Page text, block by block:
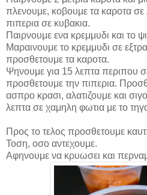
πλενουμε, κοβουμε τα καροτα σε
πιπερια σε κυβακια.
Παιρνουμε ενα κρεμμυδι και το
Μαραινουμε το κρεμμυδι σε
προσθετουμε τα καροτα.
Ψηνουμε για 15 λεπτα περιπου
προσθετουμε την πιπερια.
ασπρο κρασι, αλατιζουμε και
λεπτα σε χαμηλη φωτια με το
Προς το τελος προσθετουμε
Τοση, οσο αντεχουμε.
Αφηνουμε να κρυωσει και